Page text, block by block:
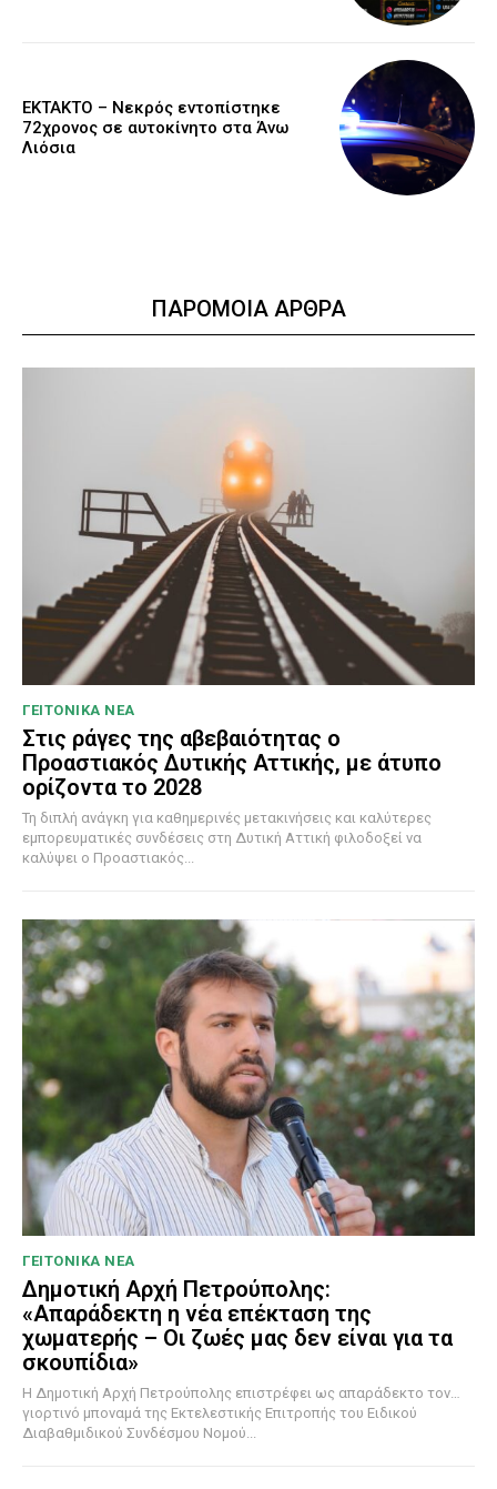
EKTAKTO – Νεκρός εντοπίστηκε
72χρονος σε αυτοκίνητο στα Άνω
Λιόσια
ΠΑΡΟΜΟΙΑ ΑΡΘΡΑ
ΓΕΙΤΟΝΙΚΑ ΝΕΑ
Στις ράγες της αβεβαιότητας ο
Προαστιακός Δυτικής Αττικής, με άτυπο
ορίζοντα το 2028
Τη διπλή ανάγκη για καθημερινές μετακινήσεις και καλύτερες
εμπορευματικές συνδέσεις στη Δυτική Αττική φιλοδοξεί να
καλύψει ο Προαστιακός...
ΓΕΙΤΟΝΙΚΑ ΝΕΑ
Δημοτική Αρχή Πετρούπολης:
«Απαράδεκτη η νέα επέκταση της
χωματερής – Οι ζωές μας δεν είναι για τα
σκουπίδια»
Η Δημοτική Αρχή Πετρούπολης επιστρέφει ως απαράδεκτο τον…
γιορτινό μποναμά της Εκτελεστικής Επιτροπής του Ειδικού
Διαβαθμιδικού Συνδέσμου Νομού...